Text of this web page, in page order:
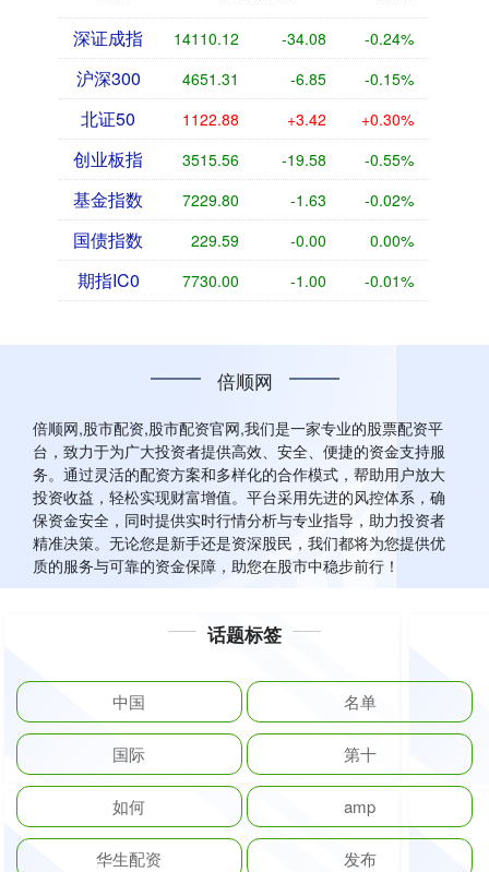
深证成指 14110.12 -34.08 -0.24%
沪深300 4651.31 -6.85 -0.15%
北证50 1122.88 +3.42 +0.30%
创业板指 3515.56 -19.58 -0.55%
基金指数 7229.80 -1.63 -0.02%
国债指数 229.59 -0.00 0.00%
期指IC0 7730.00 -1.00 -0.01%
倍顺网
倍顺网,股市配资,股市配资官网,我们是一家专业的股票配资平
台，致力于为广大投资者提供高效、安全、便捷的资金支持服
务。通过灵活的配资方案和多样化的合作模式，帮助用户放大
投资收益，轻松实现财富增值。平台采用先进的风控体系，确
保资金安全，同时提供实时行情分析与专业指导，助力投资者
精准决策。无论您是新手还是资深股民，我们都将为您提供优
质的服务与可靠的资金保障，助您在股市中稳步前行！
话题标签
中国 名单
国际 第十
如何 amp
华生配资 发布